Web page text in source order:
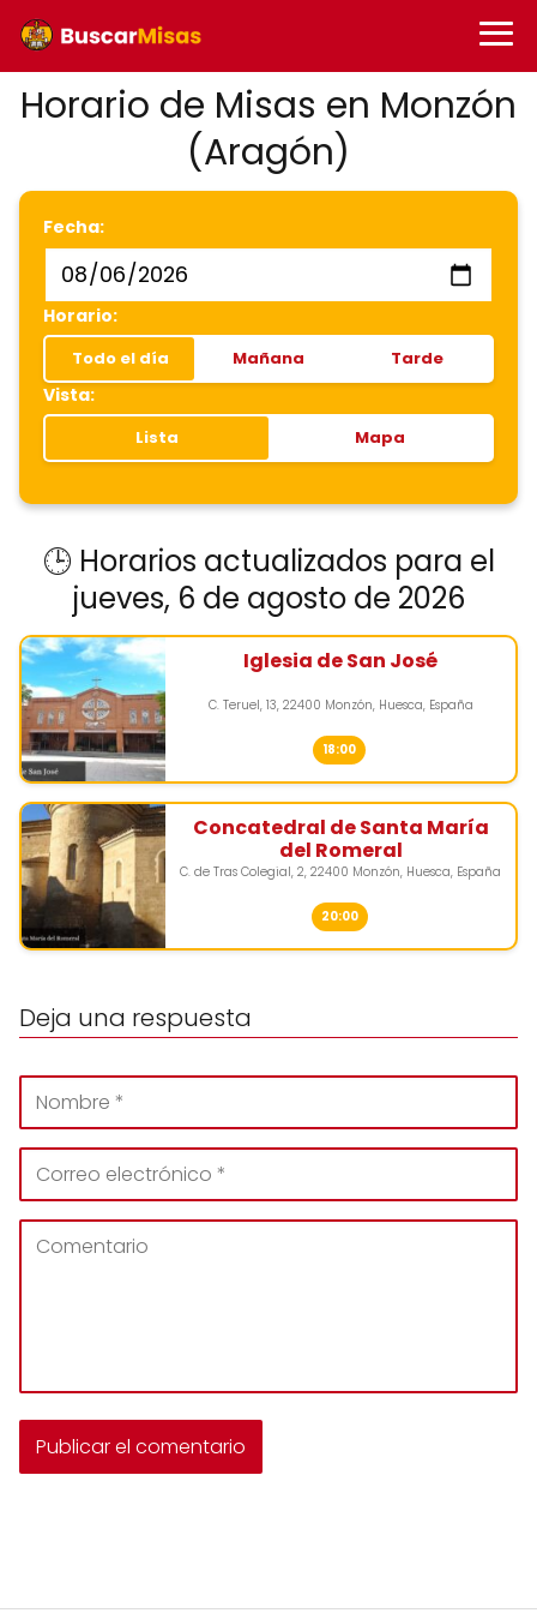
Horario de Misas en Monzón
(Aragón)
Fecha:
Horario:
Todo el día Mañana Tarde
Vista:
Lista Mapa
🕒 Horarios actualizados para el
jueves, 6 de agosto de 2026
Iglesia de San José
C. Teruel, 13, 22400 Monzón, Huesca, España
18:00
Concatedral de Santa María
del Romeral
C. de Tras Colegial, 2, 22400 Monzón, Huesca, España
20:00
Deja una respuesta